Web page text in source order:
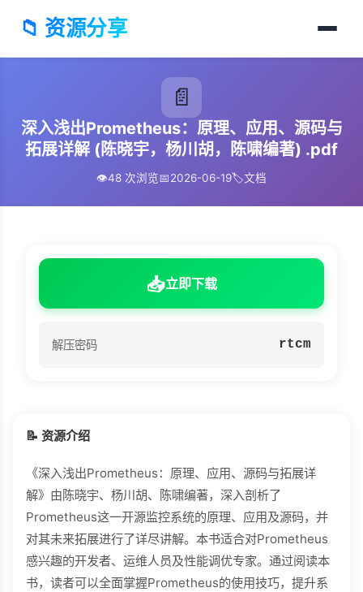
📁 资源分享
📄
深入浅出Prometheus：原理、应用、源码与
拓展详解 (陈晓宇，杨川胡，陈啸编著) .pdf
👁️48 次浏览📅2026-06-19🏷️文档
📥立即下载
解压密码 rtcm
📝 资源介绍
《深入浅出Prometheus：原理、应用、源码与拓展详
解》由陈晓宇、杨川胡、陈啸编著，深入剖析了
Prometheus这一开源监控系统的原理、应用及源码，并
对其未来拓展进行了详尽讲解。本书适合对Prometheus
感兴趣的开发者、运维人员及性能调优专家。通过阅读本
书，读者可以全面掌握Prometheus的使用技巧，提升系